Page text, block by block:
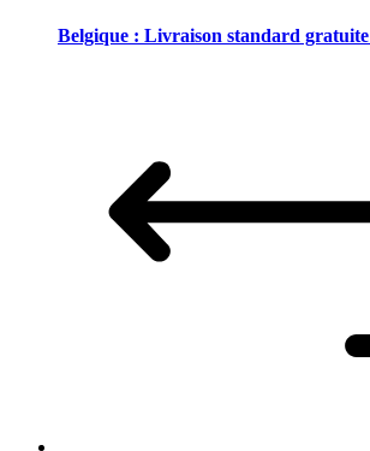
Belgique : Livraison standard gratuite